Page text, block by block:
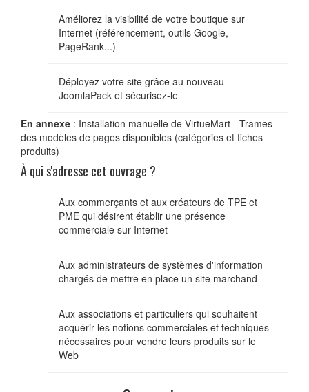
Améliorez la visibilité de votre boutique sur
Internet (référencement, outils Google,
PageRank...)
Déployez votre site grâce au nouveau
JoomlaPack et sécurisez-le
En annexe : Installation manuelle de VirtueMart - Trames
des modèles de pages disponibles (catégories et fiches
produits)
À qui s'adresse cet ouvrage ?
Aux commerçants et aux créateurs de TPE et
PME qui désirent établir une présence
commerciale sur Internet
Aux administrateurs de systèmes d'information
chargés de mettre en place un site marchand
Aux associations et particuliers qui souhaitent
acquérir les notions commerciales et techniques
nécessaires pour vendre leurs produits sur le
Web